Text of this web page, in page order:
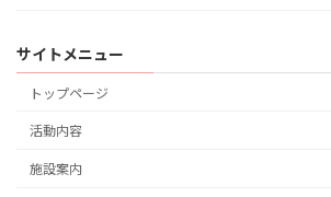
サイトメニュー
トップページ
活動内容
施設案内